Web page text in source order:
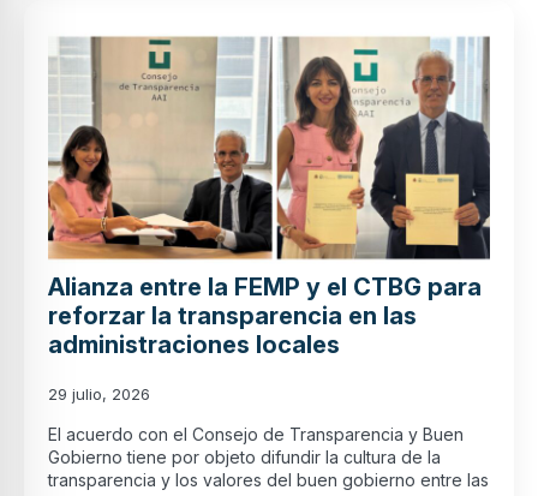
Alianza entre la FEMP y el CTBG para
reforzar la transparencia en las
administraciones locales
29 julio, 2026
El acuerdo con el Consejo de Transparencia y Buen
Gobierno tiene por objeto difundir la cultura de la
transparencia y los valores del buen gobierno entre las